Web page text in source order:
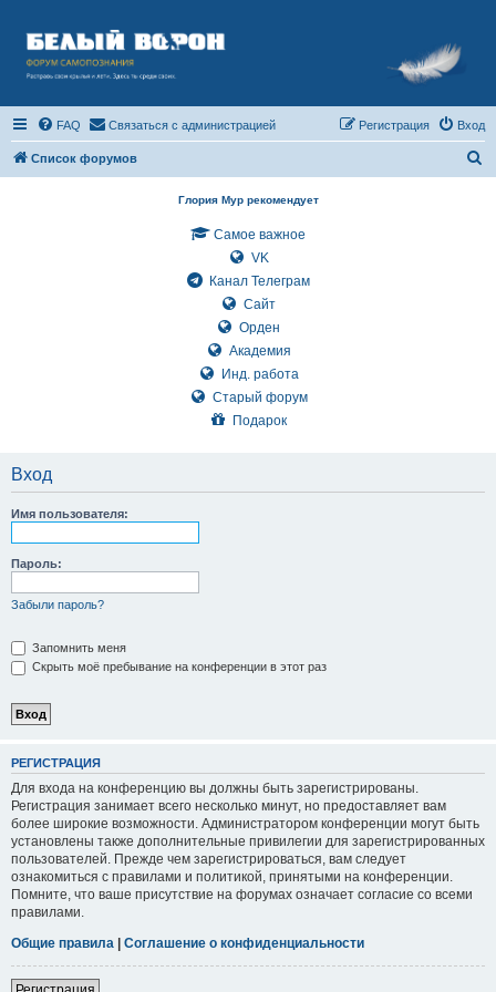
FAQ Связаться с администрацией Вход
Регистрация
Список форумов
Глория Мур рекомендует
Самое важное
VK
Канал Телеграм
Сайт
Орден
Академия
Инд. работа
Старый форум
Подарок
Вход
Имя пользователя:
Пароль:
Забыли пароль?
Запомнить меня
Скрыть моё пребывание на конференции в этот раз
РЕГИСТРАЦИЯ
Для входа на конференцию вы должны быть зарегистрированы.
Регистрация занимает всего несколько минут, но предоставляет вам
более широкие возможности. Администратором конференции могут быть
установлены также дополнительные привилегии для зарегистрированных
пользователей. Прежде чем зарегистрироваться, вам следует
ознакомиться с правилами и политикой, принятыми на конференции.
Помните, что ваше присутствие на форумах означает согласие со всеми
правилами.
Общие правила
Соглашение о конфиденциальности